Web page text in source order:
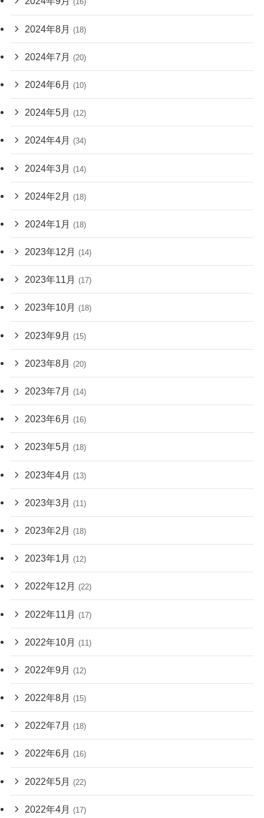
2024年8月 (18)
2024年7月 (20)
2024年6月 (10)
2024年5月 (12)
2024年4月 (34)
2024年3月 (14)
2024年2月 (18)
2024年1月 (18)
2023年12月 (14)
2023年11月 (17)
2023年10月 (18)
2023年9月 (15)
2023年8月 (20)
2023年7月 (14)
2023年6月 (16)
2023年5月 (18)
2023年4月 (13)
2023年3月 (11)
2023年2月 (18)
2023年1月 (12)
2022年12月 (22)
2022年11月 (17)
2022年10月 (11)
2022年9月 (12)
2022年8月 (15)
2022年7月 (18)
2022年6月 (16)
2022年5月 (22)
2022年4月 (17)